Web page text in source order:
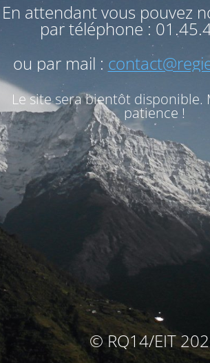
En attendant vous pouvez
par téléphone :
ou par mail :
Le site sera bientôt disponible.
patience !
© RQ14/EIT